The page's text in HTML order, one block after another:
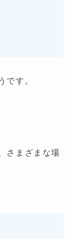
です。
さまざまな場